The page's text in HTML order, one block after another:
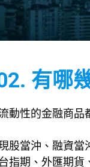
有哪
動性的金融商品
現股當沖、融資當
台指期、外匯期貨